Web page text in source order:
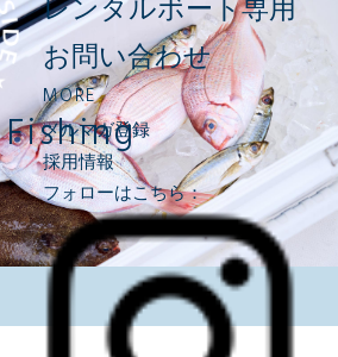
レンタルボート専用
お問い合わせ
MORE
メルマガ登録
採用情報
フォローはこちら：
Fishing